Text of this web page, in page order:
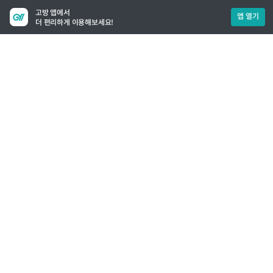
고방 앱에서
더 편리하게 이용해보세요!
앱 열기